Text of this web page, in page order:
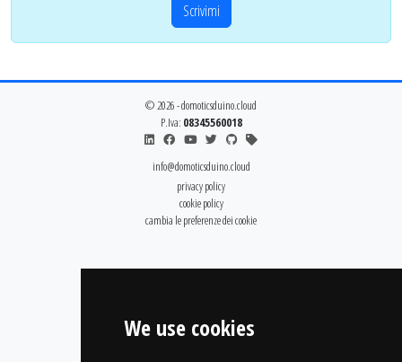
We use cookies
Scrivimi
© 2026 - domoticsduino.cloud
P.Iva: 08345560018
info@domoticsduino.cloud
privacy policy
cookie policy
cambia le preferenze dei cookie